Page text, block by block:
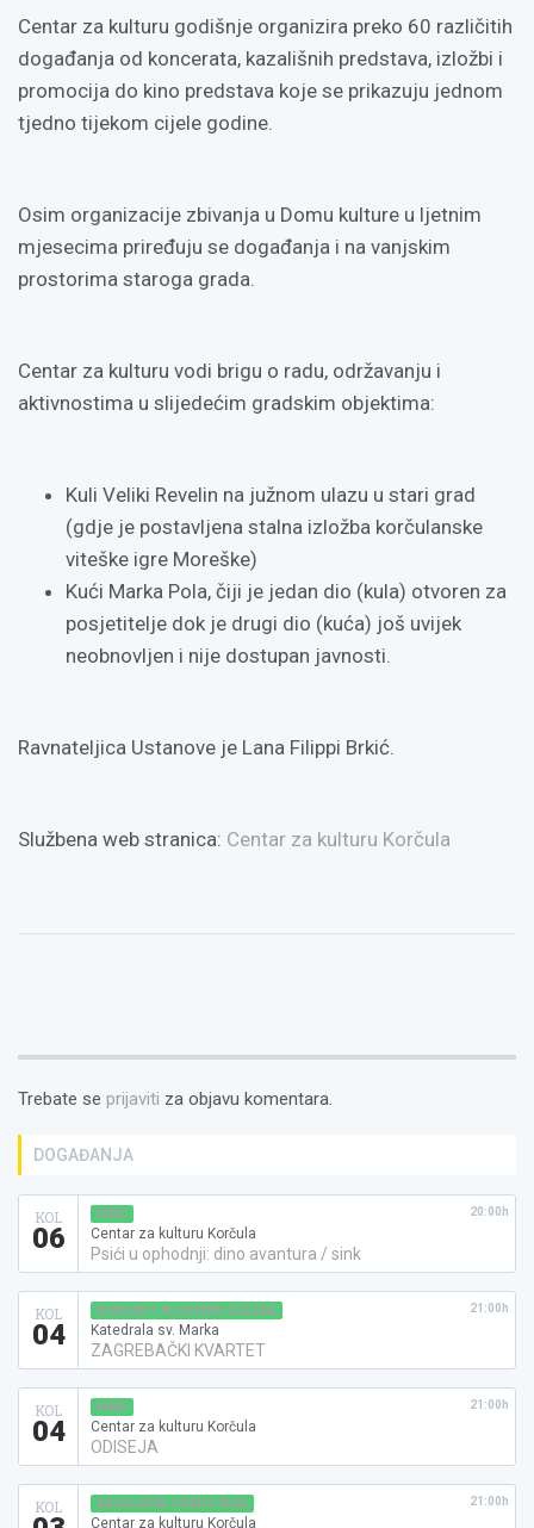
Centar za kulturu godišnje organizira preko 60 različitih
događanja od koncerata, kazališnih predstava, izložbi i
promocija do kino predstava koje se prikazuju jednom
tjedno tijekom cijele godine.
Osim organizacije zbivanja u Domu kulture u ljetnim
mjesecima priređuju se događanja i na vanjskim
prostorima staroga grada.
Centar za kulturu vodi brigu o radu, održavanju i
aktivnostima u slijedećim gradskim objektima:
Kuli Veliki Revelin na južnom ulazu u stari grad
(gdje je postavljena stalna izložba korčulanske
viteške igre Moreške)
Kući Marka Pola, čiji je jedan dio (kula) otvoren za
posjetitelje dok je drugi dio (kuća) još uvijek
neobnovljen i nije dostupan javnosti.
Ravnateljica Ustanove je Lana Filippi Brkić.
Službena web stranica: Centar za kulturu Korčula
Trebate se prijaviti za objavu komentara.
DOGAĐANJA
KOL
06
KINO
Centar za kulturu Korčula
Psići u ophodnji: dino avantura / sink
20:00h
KOL
04
KONCERT KLASIČNE GLAZBE
Katedrala sv. Marka
ZAGREBAČKI KVARTET
21:00h
KOL
04
KINO
Centar za kulturu Korčula
ODISEJA
21:00h
KOL KAZALIŠNA PREDSTAVA
Centar za kulturu Korčula
21:00h